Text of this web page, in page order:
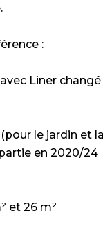
:
Liner
le jardin et
en 2020/24
et 26 m²